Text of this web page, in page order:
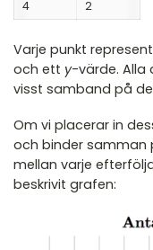
4
2
Varje punkt
och ett y-värde. Alla
visst samband på
Om vi placerar in
och binder samman
mellan varje
beskrivit grafen: